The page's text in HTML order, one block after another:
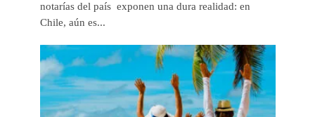
notarías del país exponen una dura realidad: en
Chile, aún es...